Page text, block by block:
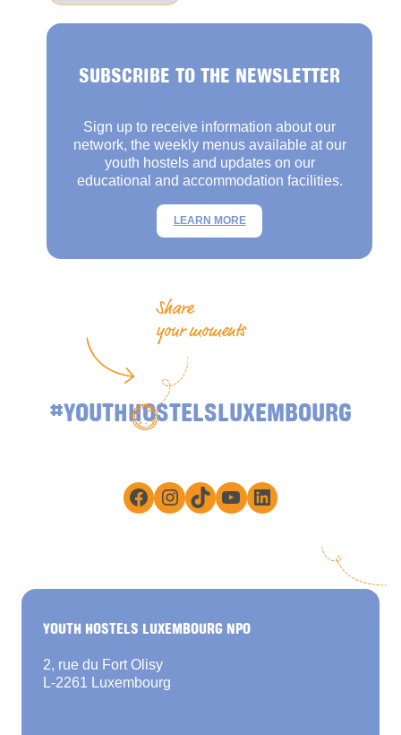
SUBSCRIBE TO THE NEWSLETTER
Sign up to receive information about our
network, the weekly menus available at our
youth hostels and updates on our
educational and accommodation facilities.
LEARN MORE
Share
your moments
#YOUTHHOSTELSLUXEMBOURG
Facebook
Instagram
TikTokYouTube
LinkedIn
YOUTH HOSTELS LUXEMBOURG NPO
2, rue du Fort Olisy
L-2261 Luxembourg